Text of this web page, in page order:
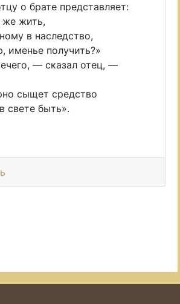
о брате представляет:
же жить,
в наследство,
именье получить?»
— сказал отец, —
сыщет средство
свете быть».